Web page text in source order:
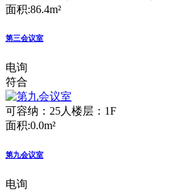
面积:86.4m²
第三会议室
电询
符合
可容纳：25人楼层：1F
面积:0.0m²
第九会议室
电询